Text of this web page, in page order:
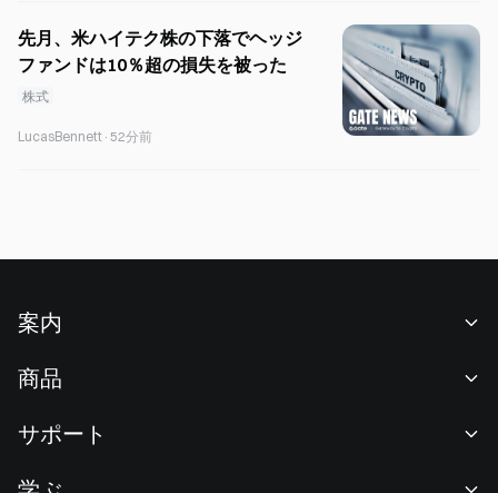
先月、米ハイテク株の下落でヘッジ
ファンドは10％超の損失を被った
株式
LucasBennett · 52分前
案内
ニュースルーム
F1 Oracle Red Bull Racing 公式スポンサー
商品
サポート